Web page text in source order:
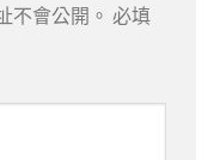
不會公開。 必填